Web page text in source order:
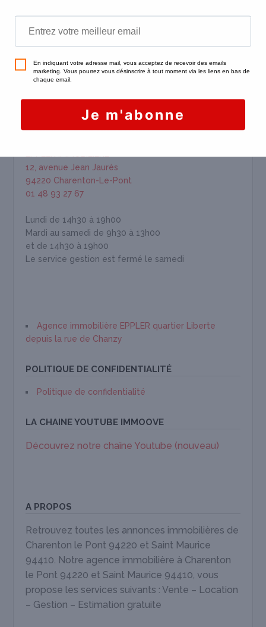
HORAIRES & INFORMATION
12, avenue Jean Jaurès
94220 Charenton-Le-Pont
01 48 93 27 67
Lundi de 14h30 à 19h00
Mardi au samedi de 9h30 à 13h00
et de 14h30 à 19h00
Le service gestion est fermé le samedi
Agence immobilière EPPLER quartier Liberte
depuis la rue de Chanzy
POLITIQUE DE CONFIDENTIALITÉ
Politique de confidentialité
LA CHAINE YOUTUBE IMMOOVE
Découvrez notre chaîne Youtube (nouveau)
A PROPOS
Retrouvez toutes les annonces immobilières de
Charenton le Pont 94220 et Saint Maurice
94410. Notre agence immobilière à Charenton
le Pont 94220 et Saint Maurice 94410, vous
propose les services suivants : Vente – Location
– Gestion – Estimation gratuite